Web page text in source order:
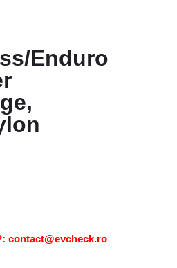
Enduro
contact@evcheck.ro